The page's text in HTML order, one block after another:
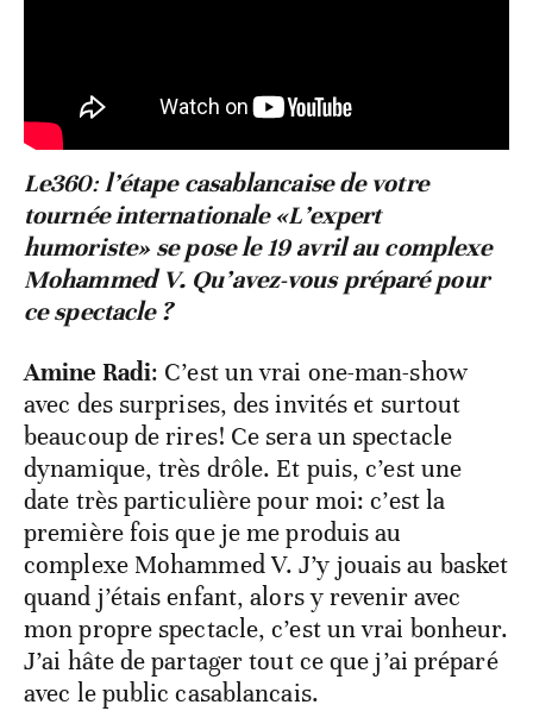
Le360:l’étape casablancaise de votre
tournée internationale «L’expert
humoriste» se pose le 19 avril au complexe
Mohammed V. Qu’avez-vous préparé pour
ce spectacle ?
Amine Radi: C’est un vrai one-man-show
avec des surprises, des invités et surtout
beaucoup de rires! Ce sera un spectacle
dynamique, très drôle. Et puis, c’est une
date très particulière pour moi: c’est la
première fois que je me produis au
complexe Mohammed V. J’y jouais au basket
quand j’étais enfant, alors y revenir avec
mon propre spectacle, c’est un vrai bonheur.
J’ai hâte de partager tout ce que j’ai préparé
avec le public casablancais.